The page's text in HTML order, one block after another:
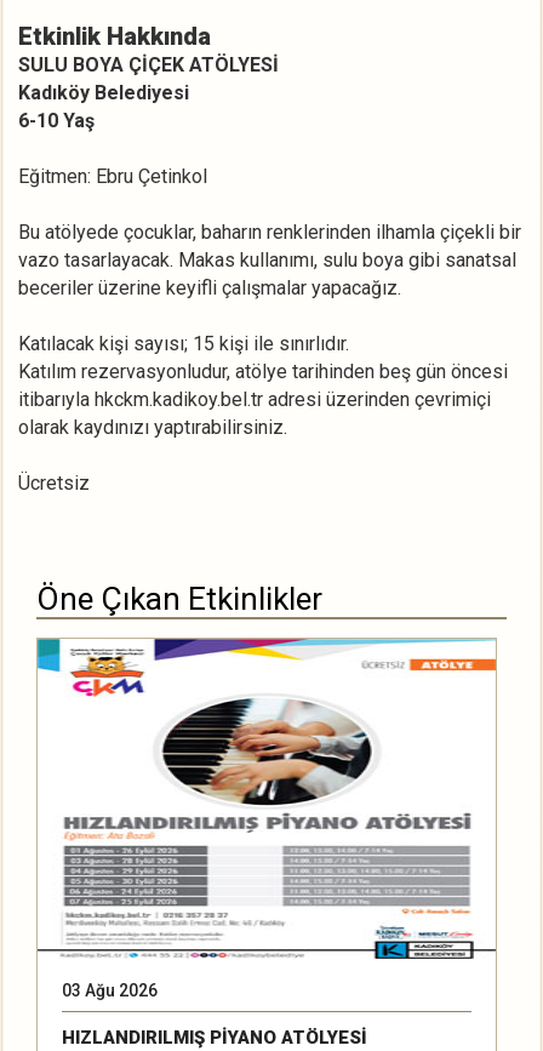
Etkinlik Hakkında
SULU BOYA ÇİÇEK ATÖLYESİ
Kadıköy Belediyesi
6-10 Yaş
Eğitmen: Ebru Çetinkol
Bu atölyede çocuklar, baharın renklerinden ilhamla çiçekli bir
vazo tasarlayacak. Makas kullanımı, sulu boya gibi sanatsal
beceriler üzerine keyifli çalışmalar yapacağız.
Katılacak kişi sayısı; 15 kişi ile sınırlıdır.
Katılım rezervasyonludur, atölye tarihinden beş gün öncesi
itibarıyla hkckm.kadikoy.bel.tr adresi üzerinden çevrimiçi
olarak kaydınızı yaptırabilirsiniz.
Ücretsiz
Öne Çıkan Etkinlikler
03 Ağu 2026
HIZLANDIRILMIŞ PİYANO ATÖLYESİ